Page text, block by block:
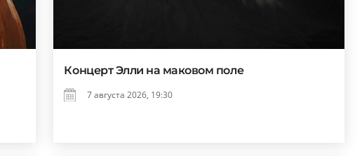
Концерт Элли на маковом поле
7 августа 2026, 19:30